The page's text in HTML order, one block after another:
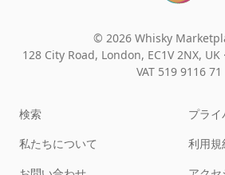
© 2026 Whisky
128 City Road, London, EC1V 2NX, UK ·
VAT 519 9116 71
検索
私たちについて
プラ
利用規